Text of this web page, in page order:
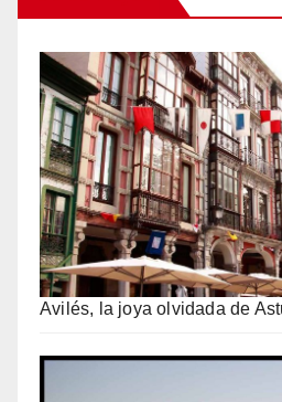
Avilés, la joya olvidada de